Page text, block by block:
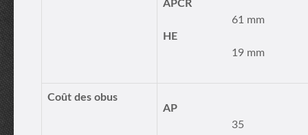
APCR
61 mm
HE
19 mm
Coût des obus
AP
35